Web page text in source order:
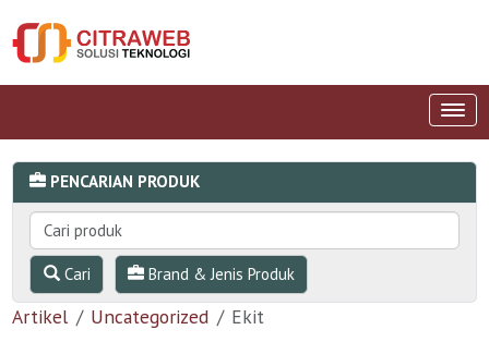
PENCARIAN PRODUK
Cari Brand & Jenis Produk
Artikel Uncategorized Ekit